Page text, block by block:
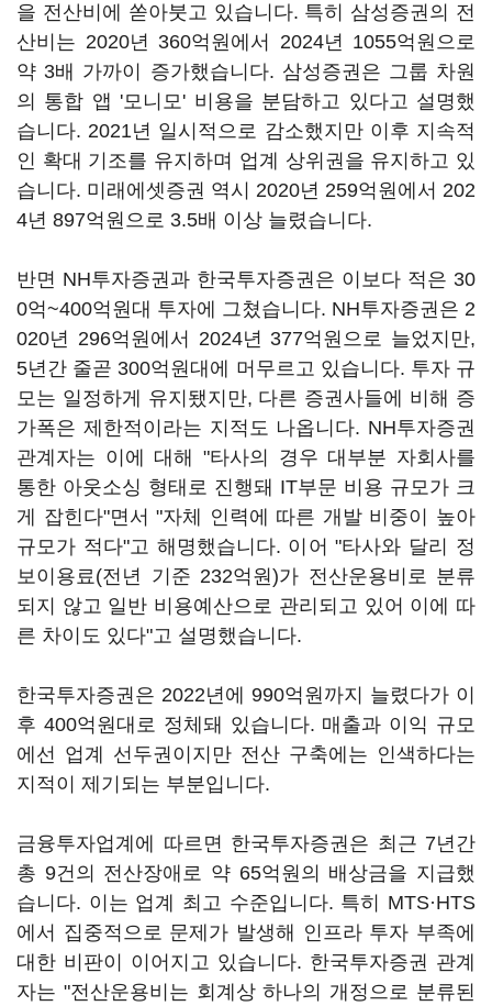
을 전산비에 쏟아붓고 있습니다. 특히 삼성증권의 전
산비는 2020년 360억원에서 2024년 1055억원으로
약 3배 가까이 증가했습니다. 삼성증권은 그룹 차원
의 통합 앱 '모니모' 비용을 분담하고 있다고 설명했
습니다. 2021년 일시적으로 감소했지만 이후 지속적
인 확대 기조를 유지하며 업계 상위권을 유지하고 있
습니다. 미래에셋증권 역시 2020년 259억원에서 202
4년 897억원으로 3.5배 이상 늘렸습니다.
반면 NH투자증권과 한국투자증권은 이보다 적은 30
0억~400억원대 투자에 그쳤습니다. NH투자증권은 2
020년 296억원에서 2024년 377억원으로 늘었지만,
5년간 줄곧 300억원대에 머무르고 있습니다. 투자 규
모는 일정하게 유지됐지만, 다른 증권사들에 비해 증
가폭은 제한적이라는 지적도 나옵니다. NH투자증권
관계자는 이에 대해 "타사의 경우 대부분 자회사를
통한 아웃소싱 형태로 진행돼 IT부문 비용 규모가 크
게 잡힌다"면서 "자체 인력에 따른 개발 비중이 높아
규모가 적다"고 해명했습니다. 이어 "타사와 달리 정
보이용료(전년 기준 232억원)가 전산운용비로 분류
되지 않고 일반 비용예산으로 관리되고 있어 이에 따
른 차이도 있다"고 설명했습니다.
한국투자증권은 2022년에 990억원까지 늘렸다가 이
후 400억원대로 정체돼 있습니다. 매출과 이익 규모
에선 업계 선두권이지만 전산 구축에는 인색하다는
지적이 제기되는 부분입니다.
금융투자업계에 따르면 한국투자증권은 최근 7년간
총 9건의 전산장애로 약 65억원의 배상금을 지급했
습니다. 이는 업계 최고 수준입니다. 특히 MTS·HTS
에서 집중적으로 문제가 발생해 인프라 투자 부족에
대한 비판이 이어지고 있습니다. 한국투자증권 관계
자는 "전산운용비는 회계상 하나의 개정으로 분류된